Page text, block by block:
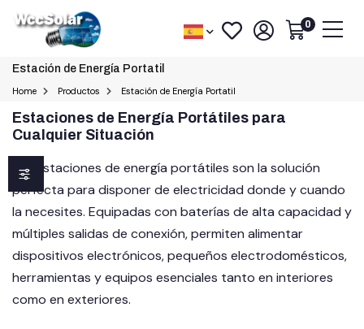
0
Estación de Energía Portatil
Home Productos Estación de Energía Portatil
Estaciones de Energía Portátiles para
Cualquier Situación
Las estaciones de energía portátiles son la solución
perfecta para disponer de electricidad donde y cuando
la necesites. Equipadas con baterías de alta capacidad y
múltiples salidas de conexión, permiten alimentar
dispositivos electrónicos, pequeños electrodomésticos,
herramientas y equipos esenciales tanto en interiores
como en exteriores.